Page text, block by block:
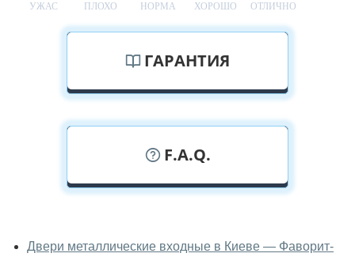
УЖАС ПЛОХО НОРМА ХОРОШО ОТЛИЧНО
ГАРАНТИЯ
F.A.Q.
входные вживую?
Двери металлические входные в Киеве — Фаворит-